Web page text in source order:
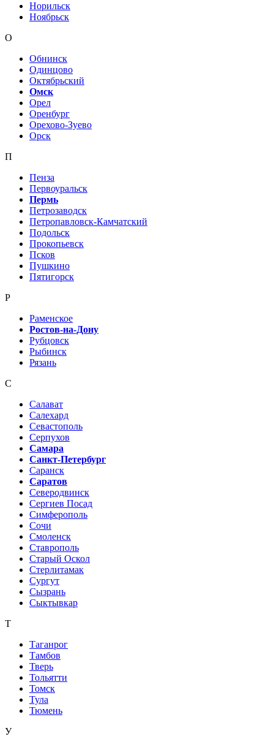
Норильск
Ноябрьск
О
Обнинск
Одинцово
Октябрьский
Омск
Орел
Оренбург
Орехово-Зуево
Орск
П
Пенза
Первоуральск
Пермь
Петрозаводск
Петропавловск-Камчатский
Подольск
Прокопьевск
Псков
Пушкино
Пятигорск
Р
Раменское
Ростов-на-Дону
Рубцовск
Рыбинск
Рязань
С
Салават
Салехард
Севастополь
Серпухов
Самара
Санкт-Петербург
Саранск
Саратов
Северодвинск
Сергиев Посад
Симферополь
Сочи
Смоленск
Ставрополь
Старый Оскол
Стерлитамак
Сургут
Сызрань
Сыктывкар
Т
Таганрог
Тамбов
Тверь
Тольятти
Томск
Тула
Тюмень
У